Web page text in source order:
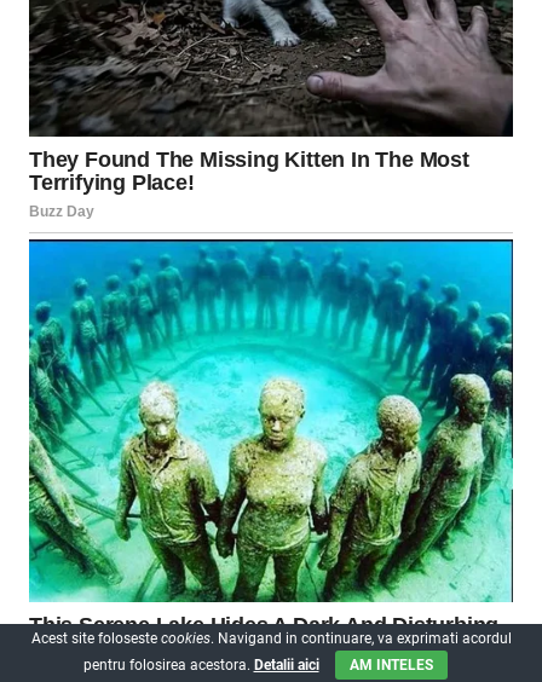
Acest site foloseste cookies. Navigand in continuare, va exprimati acordul
pentru folosirea acestora. Detalii aici AM INTELES